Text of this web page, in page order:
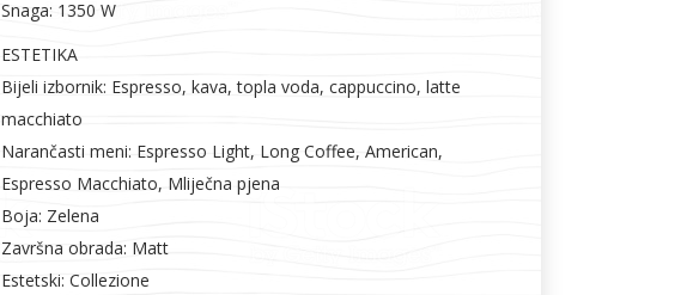
Snaga: 1350 W
ESTETIKA
Bijeli izbornik: Espresso, kava, topla voda, cappuccino, latte
macchiato
Narančasti meni: Espresso Light, Long Coffee, American,
Espresso Macchiato, Mliječna pjena
Boja: Zelena
Završna obrada: Matt
Estetski: Collezione